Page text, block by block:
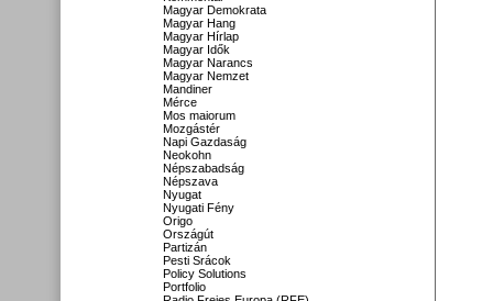
Magyar Demokrata
Magyar Hang
Magyar Hírlap
Magyar Idők
Magyar Narancs
Magyar Nemzet
Mandiner
Mérce
Mos maiorum
Mozgástér
Napi Gazdaság
Neokohn
Népszabadság
Népszava
Nyugat
Nyugati Fény
Origo
Országút
Partizán
Pesti Srácok
Policy Solutions
Portfolio